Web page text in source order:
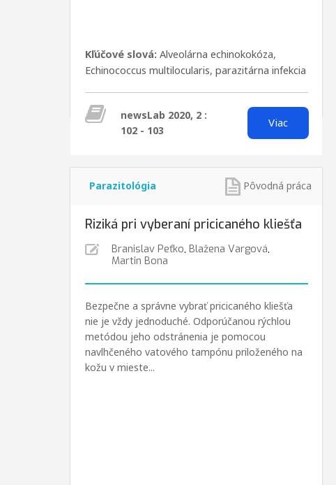
Kľúčové slová: Alveolárna echinokokóza,
Echinococcus multilocularis, parazitárna infekcia
newsLab 2020, 2 :
102 - 103
Viac
Parazitológia Pôvodná práca
Riziká pri vyberaní pricicaného kliešťa
Branislav Peťko, Blažena Vargová,
Martin Bona
Bezpečne a správne vybrať pricicaného kliešťa
nie je vždy jednoduché. Odporúčanou rýchlou
metódou jeho odstránenia je pomocou
navlhčeného vatového tampónu priloženého na
kožu v mieste...